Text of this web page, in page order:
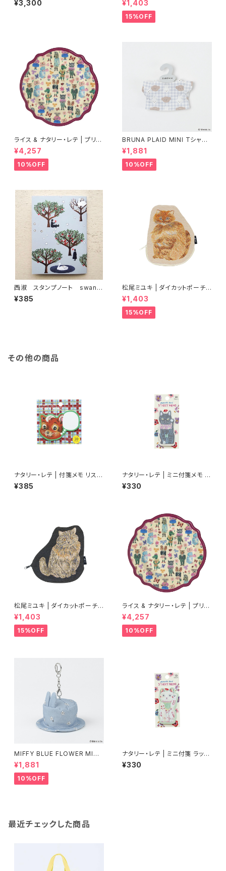
¥3,300 ¥1,403
15%OFF
ライス & ナタリー・レテ | プリン
トメラミンディナープレート ボル
ドー【タイ製】
¥4,257
10%OFF
BRUNA PLAID MINI Tシャツ
チャーム MIFFY
¥1,881
10%OFF
西淑 スタンプノート swan f
orest
¥385
松尾ミユキ | ダイカットポーチ |
Diecut pouch Bushy
¥1,403
15%OFF
その他の商品
ナタリー・レテ | 付箋メモ リス |
Sticky memo Squirrel
¥385
ナタリー・レテ | ミニ付箋メモ ラ
ッキーキャット ブラック | Mini S
ticky memo Lucky cat-BK
¥330
松尾ミユキ | ダイカットポーチ |
Diecut pouch Nala
¥1,403
15%OFF
ライス & ナタリー・レテ | プリン
トメラミンディナープレート ボル
ドー【タイ製】
¥4,257
10%OFF
MIFFY BLUE FLOWER MINI
HAT チャーム
¥1,881
10%OFF
ナタリー・レテ | ミニ付箋 ラッキ
ーキャット | Mini Sticky mem
o Lucky cat
¥330
最近チェックした商品